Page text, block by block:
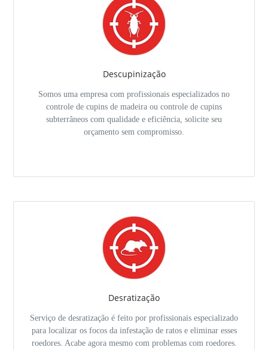
Descupinização
Somos uma empresa com profissionais especializados no
controle de cupins de madeira ou controle de cupins
subterrâneos com qualidade e eficiência, solicite seu
orçamento sem compromisso.
Desratização
Serviço de desratização é feito por profissionais especializado
para localizar os focos da infestação de ratos e eliminar esses
roedores. Acabe agora mesmo com problemas com roedores.